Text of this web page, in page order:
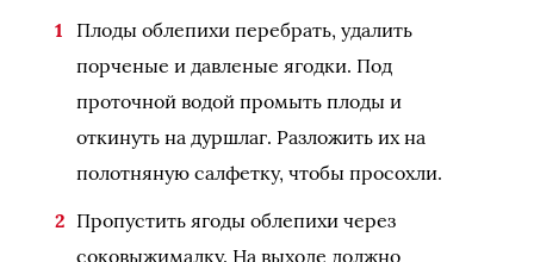
Плоды облепихи перебрать, удалить
порченые и давленые ягодки. Под
проточной водой промыть плоды и
откинуть на дуршлаг. Разложить их на
полотняную салфетку, чтобы просохли.
Пропустить ягоды облепихи через
соковыжималку. На выходе должно